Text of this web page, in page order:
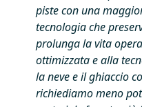
piste con una
tecnologia che
prolunga la vita
ottimizzata e alla
la neve e il ghiaccio
richiediamo meno